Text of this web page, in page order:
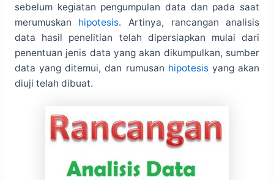
sebelum kegiatan pengumpulan data dan pada saat
merumuskan hipotesis. Artinya, rancangan analisis
data hasil penelitian telah dipersiapkan mulai dari
penentuan jenis data yang akan dikumpulkan, sumber
data yang ditemui, dan rumusan hipotesisyang akan
diuji telah dibuat.